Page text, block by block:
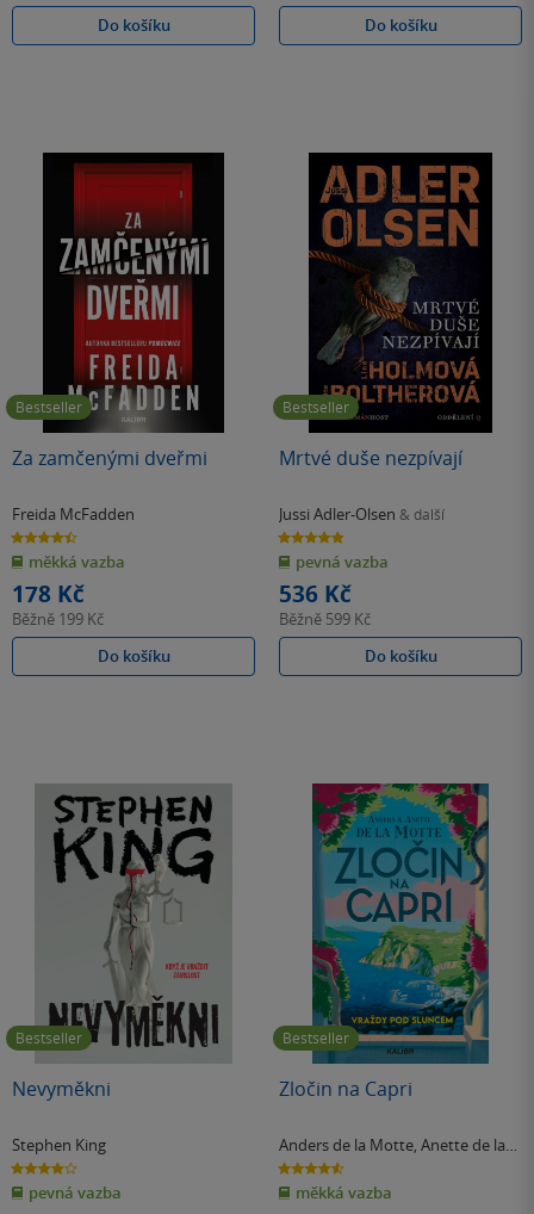
Do košíku
Do košíku
Bestseller
Za zamčenými dveřmi
Freida McFadden
4.5
z
5
hvězdiček
měkká vazba
178 Kč
Běžně 199 Kč
Do košíku
Bestseller
Mrtvé duše nezpívají
Jussi Adler-Olsen & další
4.8
z
5
hvězdiček
pevná vazba
536 Kč
Běžně 599 Kč
Do košíku
Bestseller
Nevyměkni
Stephen King
3.9
z
5
hvězdiček
pevná vazba
Bestseller
Zločin na Capri
Anders de la Motte, Anette de la
Motte
4.6
z
5
hvězdiček
měkká vazba